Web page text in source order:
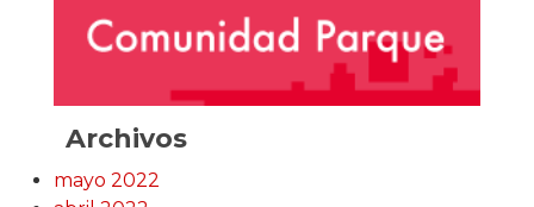
Archivos
mayo 2022